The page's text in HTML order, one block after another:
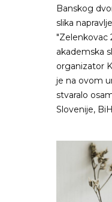
Banskog
slika
"Zelenkovac
akademska
organizator
je na ovom
stvaralo
Slovenije,